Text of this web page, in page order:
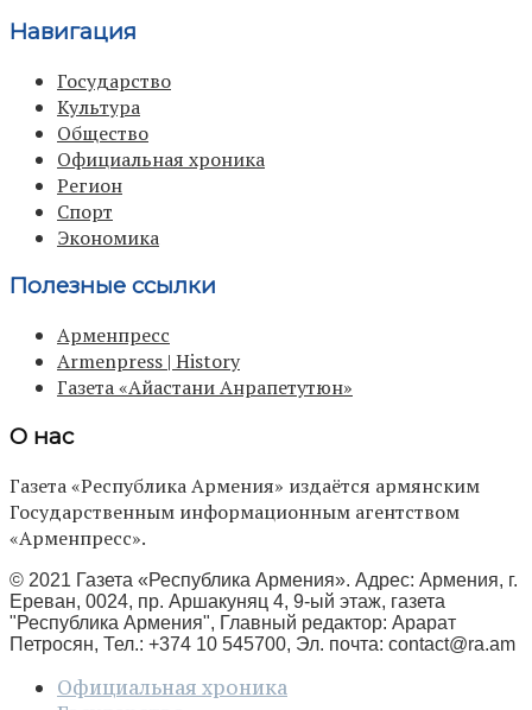
Навигация
Государство
Культура
Общество
Официальная хроника
Регион
Спорт
Экономика
Полезные ссылки
Арменпресс
Armenpress | History
Газета «Айастани Анрапетутюн»
О нас
Газета «Республика Армения» издаётся армянским
Государственным информационным агентством
«Арменпресс».
© 2021 Газета «Республика Армения». Адрес: Армения, г.
Ереван, 0024, пр. Аршакуняц 4, 9-ый этаж, газета
"Республика Армения", Главный редактор: Арарат
Петросян, Тел.: +374 10 545700, Эл. почта: contact@ra.am
Официальная хроника